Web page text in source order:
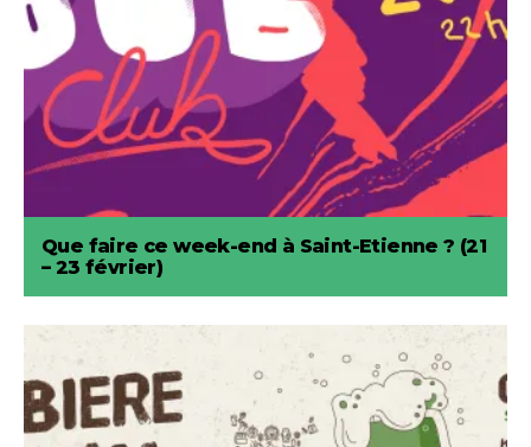
Que faire ce week-end à Saint-Etienne ? (21
– 23 février)